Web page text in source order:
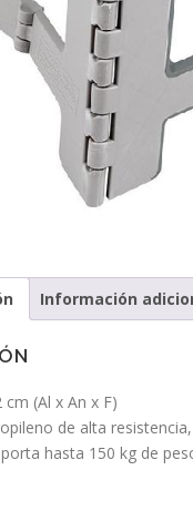
Información
(Al x An x F)
de alta
hasta 150 kg de